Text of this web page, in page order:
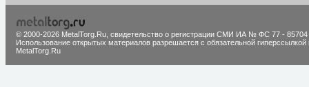
© 2000-2026 MetalTorg.Ru, cвидетельство о регистрации СМИ ИА № ФС 77 - 85704
Использование открытых материалов разрешается с обязательной гиперссылкой
MetalTorg.Ru